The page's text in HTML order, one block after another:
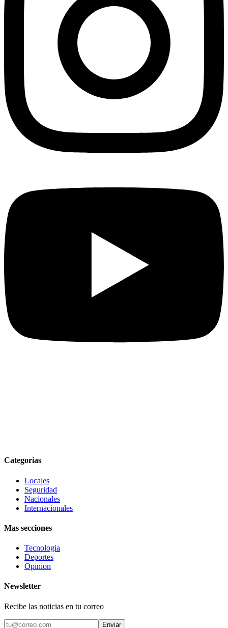
Categorias
Locales
Seguridad
Nacionales
Internacionales
Mas secciones
Tecnologia
Deportes
Opinion
Newsletter
Recibe las noticias en tu correo
Enviar